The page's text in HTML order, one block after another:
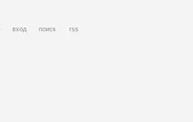
вход поиск rss